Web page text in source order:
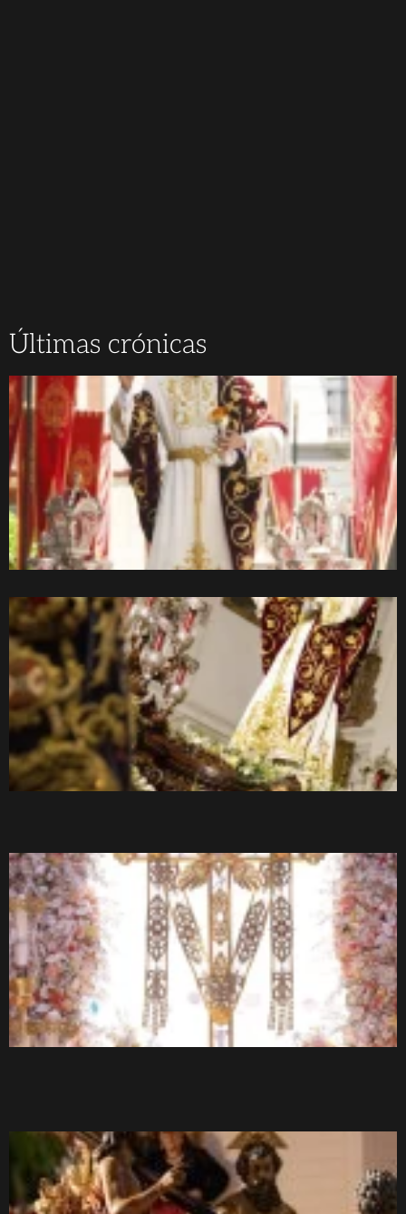
Últimas crónicas